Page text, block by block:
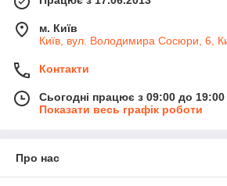
м. Київ
Київ, вул. Володимира Сосюри, 6,
Контакти
Сьогодні працює з 09:00 до 19:00
Показати весь графік роботи
Про нас